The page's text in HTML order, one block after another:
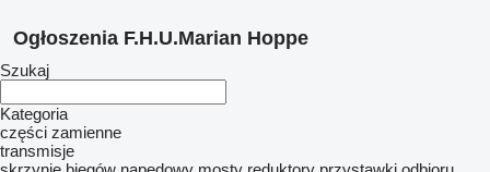
Ogłoszenia F.H.U.Marian Hoppe
Szukaj
Kategoria
części zamienne
transmisje